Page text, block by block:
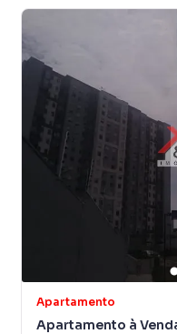
Apartamento
Apartamento à